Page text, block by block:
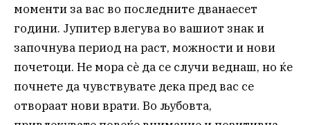
моменти за вас во последните дванаесет
години. Јупитер влегува во вашиот знак и
започнува период на раст, можности и нови
почетоци. Не мора сè да се случи веднаш, но ќе
почнете да чувствувате дека пред вас се
отвораат нови врати. Во љубовта,